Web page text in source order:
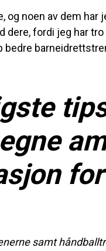
og noen av dem har
dere, fordi jeg har
samt